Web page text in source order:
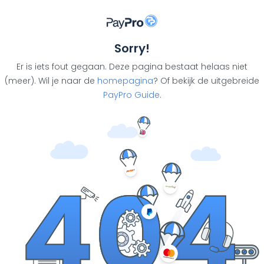
Sorry!
Er is iets fout gegaan. Deze pagina bestaat helaas niet
(meer). Wil je naar de homepagina? Of bekijk de uitgebreide
PayPro Guide.